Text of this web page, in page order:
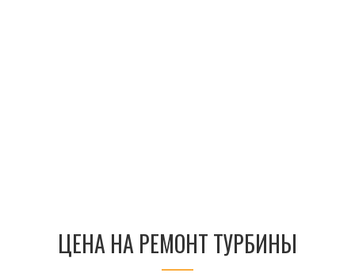
ЦЕНА НА РЕМОНТ ТУРБИНЫ